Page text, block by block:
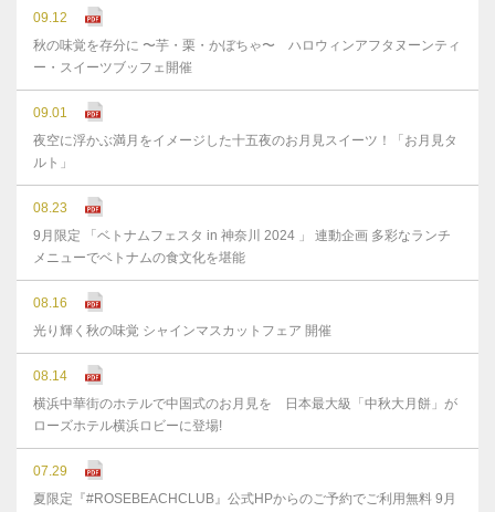
09.12
秋の味覚を存分に 〜芋・栗・かぼちゃ〜 ハロウィンアフタヌーンティ
ー・スイーツブッフェ開催
09.01
夜空に浮かぶ満月をイメージした十五夜のお月見スイーツ！「お月見タ
ルト」
08.23
9月限定 「ベトナムフェスタ in 神奈川 2024 」 連動企画 多彩なランチ
メニューでベトナムの食文化を堪能
08.16
光り輝く秋の味覚 シャインマスカットフェア 開催
08.14
横浜中華街のホテルで中国式のお月見を 日本最大級「中秋大月餅」が
ローズホテル横浜ロビーに登場!
07.29
夏限定『#ROSEBEACHCLUB』公式HPからのご予約でご利用無料 9月